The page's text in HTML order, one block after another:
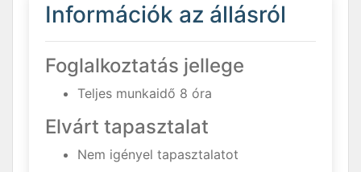
Információk az állásról
Foglalkoztatás jellege
Teljes munkaidő 8 óra
Elvárt tapasztalat
Nem igényel tapasztalatot